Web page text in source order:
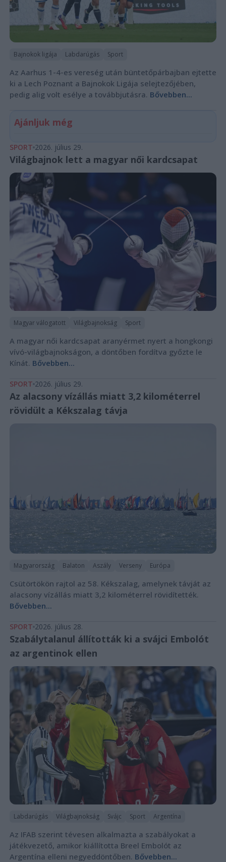
Bajnokok ligája Labdarúgás Sport
Az Aarhus 1-4-es vereség után büntetőpárbajban ejtette
ki a Lech Poznant a Bajnokok Ligája selejtezőjében,
pedig alig volt esélye a továbbjutásra. Bővebben...
Ajánljuk még
SPORT 2026. július 29.
Világbajnok lett a magyar női kardcsapat
Magyar válogatott Világbajnokság Sport
A magyar női kardcsapat aranyérmet nyert a hongkongi
vívó-világbajnokságon, a döntőben fordítva győzte le
Kínát. Bővebben...
SPORT 2026. július 29.
Az alacsony vízállás miatt 3,2 kilométerrel
rövidült a Kékszalag távja
Magyarország Balaton Aszály Verseny Európa
Csütörtökön rajtol az 58. Kékszalag, amelynek távját az
alacsony vízállás miatt 3,2 kilométerrel rövidítették.
Bővebben...
SPORT 2026. július 28.
Szabálytalanul állították ki a svájci Embolót
az argentinok ellen
Labdarúgás Világbajnokság Svájc Sport Argentína
Az IFAB szerint tévesen alkalmazta a szabályokat a
játékvezető, amikor kiállította Breel Embolót az
Argentína elleni negyeddöntőben. Bővebben...